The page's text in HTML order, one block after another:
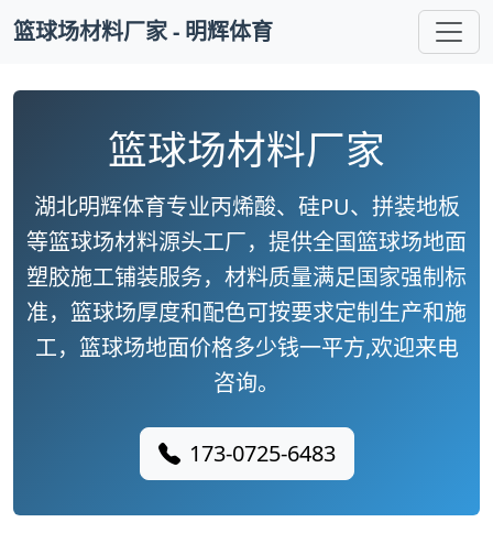
篮球场材料厂家 - 明辉体育
篮球场材料厂家
湖北明辉体育专业丙烯酸、硅PU、拼装地板
等篮球场材料源头工厂，提供全国篮球场地面
塑胶施工铺装服务，材料质量满足国家强制标
准，篮球场厚度和配色可按要求定制生产和施
工，篮球场地面价格多少钱一平方,欢迎来电
咨询。
173-0725-6483